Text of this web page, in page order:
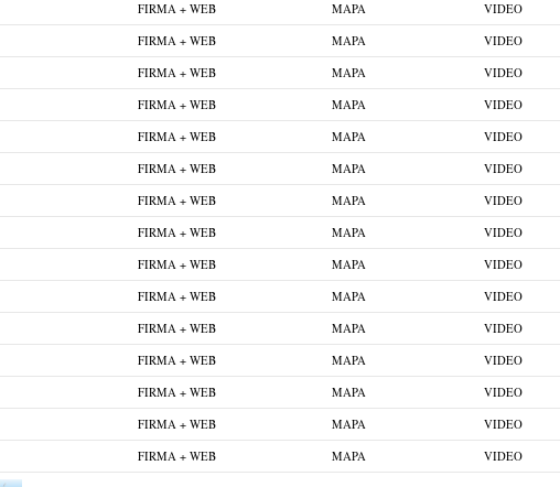
FIRMA + WEB MAPA VIDEO
FIRMA + WEB MAPA VIDEO
FIRMA + WEB MAPA VIDEO
FIRMA + WEB MAPA VIDEO
FIRMA + WEB MAPA VIDEO
FIRMA + WEB MAPA VIDEO
FIRMA + WEB MAPA VIDEO
FIRMA + WEB MAPA VIDEO
FIRMA + WEB MAPA VIDEO
FIRMA + WEB MAPA VIDEO
FIRMA + WEB MAPA VIDEO
FIRMA + WEB MAPA VIDEO
FIRMA + WEB MAPA VIDEO
FIRMA + WEB MAPA VIDEO
FIRMA + WEB MAPA VIDEO